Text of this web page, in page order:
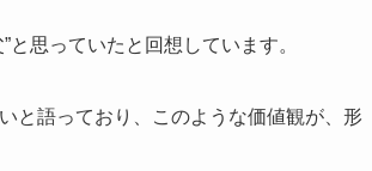
思っていたと回想しています。
と語っており、このような価値観が、形